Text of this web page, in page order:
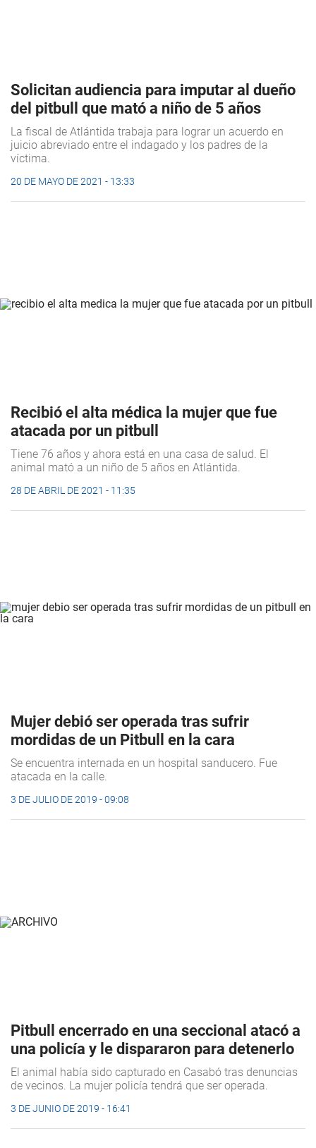
Solicitan audiencia para imputar al dueño
del pitbull que mató a niño de 5 años
La fiscal de Atlántida trabaja para lograr un acuerdo en
juicio abreviado entre el indagado y los padres de la
víctima.
20 DE MAYO DE 2021 - 13:33
Recibió el alta médica la mujer que fue
atacada por un pitbull
Tiene 76 años y ahora está en una casa de salud. El
animal mató a un niño de 5 años en Atlántida.
28 DE ABRIL DE 2021 - 11:35
Mujer debió ser operada tras sufrir
mordidas de un Pitbull en la cara
Se encuentra internada en un hospital sanducero. Fue
atacada en la calle.
3 DE JULIO DE 2019 - 09:08
Pitbull encerrado en una seccional atacó a
una policía y le dispararon para detenerlo
El animal había sido capturado en Casabó tras denuncias
de vecinos. La mujer policía tendrá que ser operada.
3 DE JUNIO DE 2019 - 16:41